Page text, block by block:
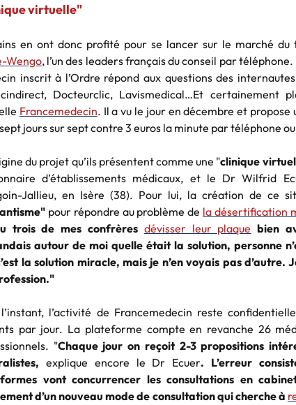
virtuelle"
en ont donc profité pour se lancer sur le marché du
Wengo, l’un des leaders français du conseil par
inscrit à l’Ordre répond aux questions des
Docteurclic, Lavismedical…Et certainement
Francemedecin. Il a vu le jour en décembre et
jours sur sept contre 3 euros la minute par téléphone
du projet qu’ils présentent comme une "clinique
d’établissements médicaux, et le Dr Wilfrid
Jallieu, en Isère (38). Pour lui, la création de ce
pour répondre au problème de la désertification
trois de mes confrères dévisser leur plaque bien
autour de moi quelle était la solution, personne
la solution miracle, mais je n’en voyais pas d’autre.
l’activité de Francemedecin reste
par jour. La plateforme compte en revanche 26
"Chaque jour on reçoit 2-3 propositions
explique encore le Dr Ecuer. L’erreur
vont concurrencer les consultations en
d’un nouveau mode de consultation qui cherche à